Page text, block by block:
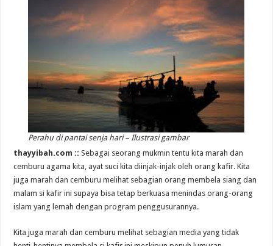
Perahu di pantai senja hari – Ilustrasi gambar
thayyibah.com ::Sebagai seorang mukmin tentu kita marah dan
cemburu agama kita, ayat suci kita diinjak-injak oleh orang kafir. Kita
juga marah dan cemburu melihat sebagian orang membela siang dan
malam si kafir ini supaya bisa tetap berkuasa menindas orang-orang
islam yang lemah dengan program penggusurannya.
Kita juga marah dan cemburu melihat sebagian media yang tidak